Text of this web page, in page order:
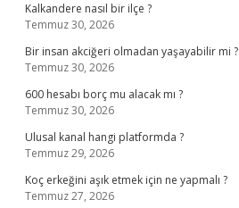
Kalkandere nasıl bir ilçe ?
Temmuz 30, 2026
Bir insan akciğeri olmadan yaşayabilir mi ?
Temmuz 30, 2026
600 hesabı borç mu alacak mı ?
Temmuz 30, 2026
Ulusal kanal hangi platformda ?
Temmuz 29, 2026
Koç erkeğini aşık etmek için ne yapmalı ?
Temmuz 27, 2026